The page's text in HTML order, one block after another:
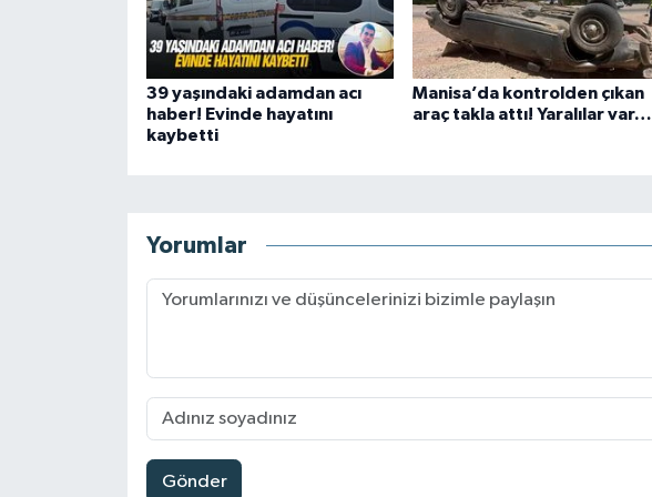
39 yaşındaki adamdan acı
haber! Evinde hayatını
kaybetti
Manisa’da kontrolden çıkan
araç takla attı! Yaralılar var…
Yorumlar
Gönder